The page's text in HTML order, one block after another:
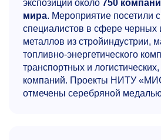
экспозиции около 750
мира. Мероприятие посетили
специалистов в сфере черных
металлов из стройиндустрии,
топливно-энергетического
транспортных и
компаний. Проекты НИТУ
отмечены серебряной